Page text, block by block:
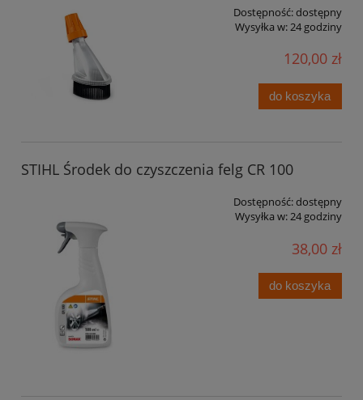
Dostępność:dostępny
Wysyłka w: 24 godziny
120,00 zł
do koszyka
STIHL Środek do czyszczenia felg CR 100
Dostępność:dostępny
Wysyłka w:24 godziny
38,00 zł
do koszyka